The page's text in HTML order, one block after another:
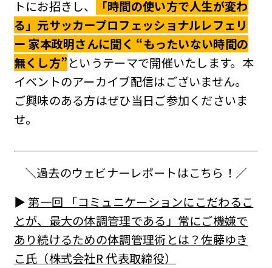
トにお招きし、
「時間の使い方で人生が変わ
る」元サッカープロフェッショナルレフェリ
ー 家本政明さんに聞く “もったいない時間の
無くし方”というテーマで開催いたします。本
イベントのアーカイブ配信はございません。
ご興味のある方はぜひ当日ご参加くださいま
せ。
＼過去のウェビナーレポートはこちら！／
▶︎ 第一回 「コミュニケーションにこだわるこ
とが、最大の体調管理である」常にご機嫌で
あり続けるための体調管理術とは？佐藤ゆき
こ氏（株式会社R 代表取締役）